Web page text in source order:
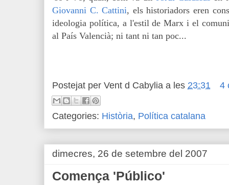
Giovanni C. Cattini, els historiadors eren
ideologia política, a l'estil de Marx i el
al País Valencià; ni tant ni tan poc...
Postejat per Vent d Cabylia a les 23:31 4
Categories: Història, Política catalana
dimecres, 26 de setembre del 2007
Comença 'Público'